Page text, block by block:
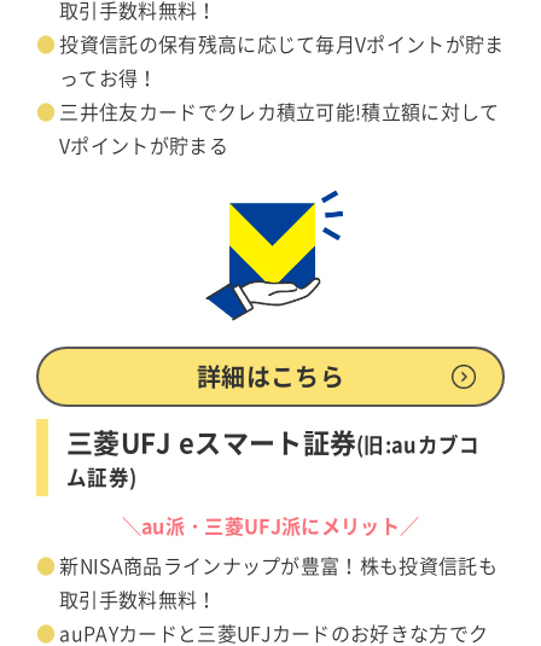
取引手数料無料！
投資信託の保有残高に応じて毎月Vポイントが貯ま
ってお得！
三井住友カードでクレカ積立可能!積立額に対して
Vポイントが貯まる
詳細はこちら
三菱UFJ eスマート証券(旧:auカブコ
ム証券)
＼au派・三菱UFJ派にメリット／
新NISA商品ラインナップが豊富！株も投資信託も
取引手数料無料！
auPAYカードと三菱UFJカードのお好きな方でク